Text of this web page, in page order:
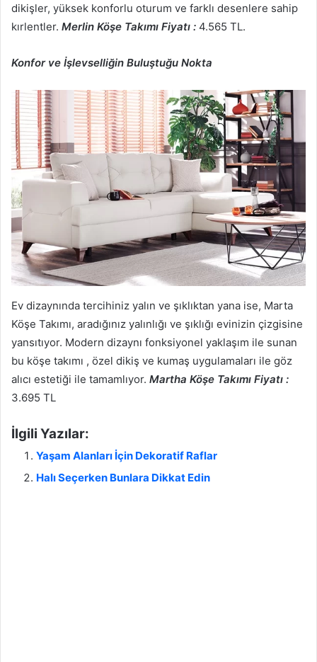
dikişler, yüksek konforlu oturum ve farklı desenlere sahip
kırlentler. Merlin Köşe Takımı Fiyatı : 4.565 TL.
Konfor ve İşlevselliğin Buluştuğu Nokta
Ev dizaynında tercihiniz yalın ve şıklıktan yana ise, Marta
Köşe Takımı, aradığınız yalınlığı ve şıklığı evinizin çizgisine
yansıtıyor. Modern dizaynı fonksiyonel yaklaşım ile sunan
bu köşe takımı , özel dikiş ve kumaş uygulamaları ile göz
alıcı estetiği ile tamamlıyor. Martha Köşe Takımı Fiyatı :
3.695 TL
İlgili Yazılar:
Yaşam Alanları İçin Dekoratif Raflar
Halı Seçerken Bunlara Dikkat Edin